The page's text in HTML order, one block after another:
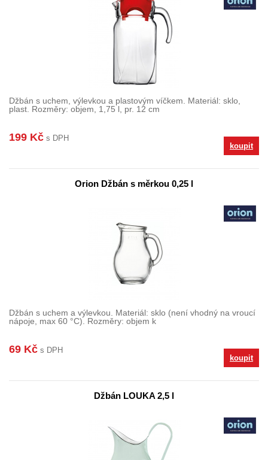
Džbán s uchem, výlevkou a plastovým víčkem. Materiál: sklo,
plast. Rozměry: objem, 1,75 l, pr. 12 cm
199 Kč s DPH
koupit
Orion Džbán s měrkou 0,25 l
Džbán s uchem a výlevkou. Materiál: sklo (není vhodný na vroucí
nápoje, max 60 °C). Rozměry: objem k
69 Kč s DPH
koupit
Džbán LOUKA 2,5 l